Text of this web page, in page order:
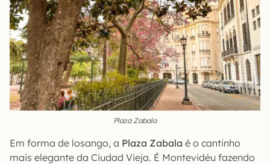
Plaza Zabala
Em forma de losango, a Plaza Zabala é o cantinho
mais elegante da Ciudad Vieja. É Montevidéu fazendo